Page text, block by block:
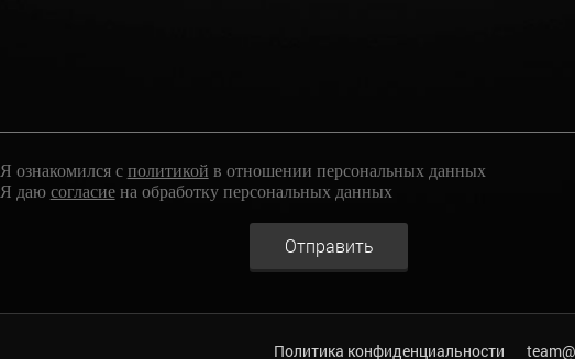
Я ознакомился с политикой в отношении персональных данных
Я даю согласиена обработку персональных данных
Отправить
Политика конфиденциальности